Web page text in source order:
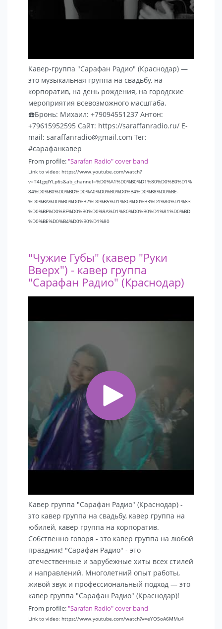
Кавер-группа "Сарафан Радио" (Краснодар) —
это музыкальная группа на свадьбу, на
корпоратив, на день рождения, на городские
мероприятия всевозможного масштаба.
☎️Бронь: Михаил: +79094551237 Антон:
+79615952595 Сайт: https://saraffanradio.ru/ E-
mail: saraffanradio@gmail.com Тег:
#сарафанкавер
From profile: "Sarafan Radio" cover band
Link to video: https://www.youtube.com/watch?
v=T4LgqlYLp6s&ab_channel=%D0%A1%D0%B0%D1%80%D0%B0%D1%
84%D0%B0%D0%BD%D0%A0%D0%B0%D0%B4%D0%B8%D0%BE-
%D0%BA%D0%B0%D0%B2%D0%B5%D1%80%D0%B3%D1%80%D1%83
%D0%BF%D0%BF%D0%B0%D0%9A%D1%80%D0%B0%D1%81%D0%BD
%D0%BE%D0%B4%D0%B0%D1%80
"Чужие Губы" (кавер "Руки
Вверх") - кавер группа
"Сарафан Радио" (Краснодар)
Кавер группа "Сарафан Радио" (Краснодар) -
это кавер группа на свадьбу, кавер группа на
юбилей, кавер группа на корпоратив.
Собственно говоря - это кавер группа на любой
праздник! "Сарафан Радио" - это
отечественные и зарубежные хиты всех стилей
и направлений. Многолетний опыт работы,
живой звук и профессиональный подход — это
кавер группа "Сарафан Радио" (Краснодар)!
From profile: "Sarafan Radio" cover band
Link to video: https://www.youtube.com/watch?v=eYO5oA6MMu4